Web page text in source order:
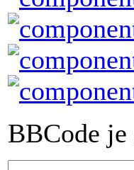
BBCode je